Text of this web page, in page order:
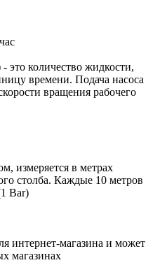
это количество жидкости,
времени. Подача насоса
вращения рабочего
измеряется в метрах
столба. Каждые 10 метров
Bar)
интернет-магазина и может
магазинах